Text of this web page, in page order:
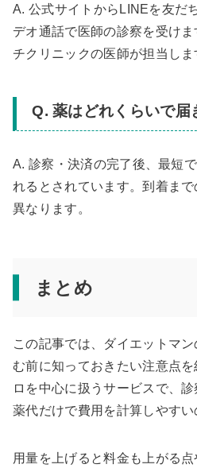
A. 公式サイトからLINEを友だ
デオ通話で医師の診察を受け
チクリニックの医師が担当しま
Q. 薬はどれくらいで届
A. 診察・決済の完了後、最短
れるとされています。到着ま
異なります。
まとめ
この記事では、ダイエットマ
む前に知っておきたい注意点
ロを中心に扱うサービスで、診
薬代だけで費用を計算しやすい
用量を上げると料金も上がる